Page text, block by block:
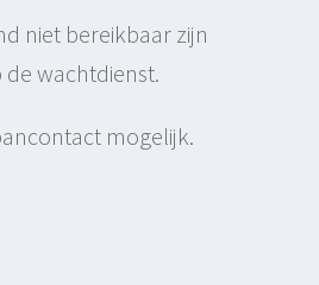
niet bereikbaar zijn
wachtdienst.
mogelijk.